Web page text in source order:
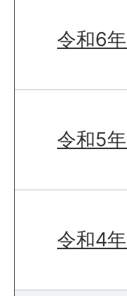
令和6
令和5
令和4